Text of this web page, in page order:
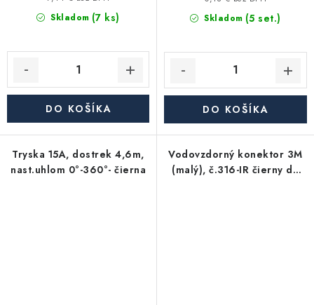
Skladom (7 ks)
DO KOŠÍKA
Skladom (5 set.)
DO KOŠÍKA
Tryska 15A, dostrek 4,6m,
nast.uhlom 0°-360°- čierna
Vodovzdorný konektor 3M
(malý), č.316-IR čierny do